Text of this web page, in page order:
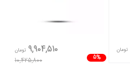
تومان
5%
9,904,510 تومان
10,425,800